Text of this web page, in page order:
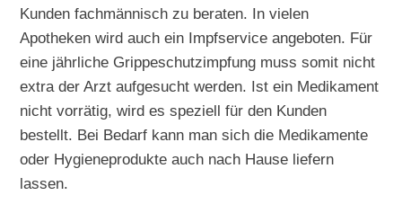
Kunden fachmännisch zu beraten. In vielen
Apotheken wird auch ein Impfservice angeboten. Für
eine jährliche Grippeschutzimpfung muss somit nicht
extra der Arzt aufgesucht werden. Ist ein Medikament
nicht vorrätig, wird es speziell für den Kunden
bestellt. Bei Bedarf kann man sich die Medikamente
oder Hygieneprodukte auch nach Hause liefern
lassen.